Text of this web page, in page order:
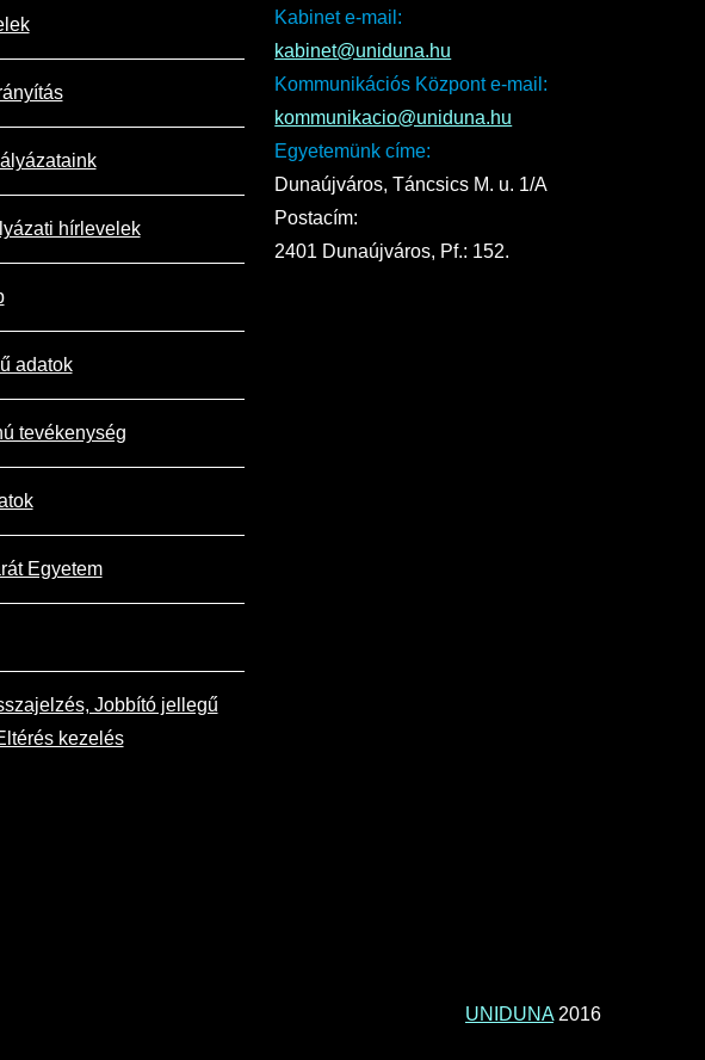
hírlevelek
adatok
tevékenység
Egyetem
Jobbító jellegű
kezelés
Kabinet e-mail:
kabinet@uniduna.hu
Kommunikációs Központ e-mail:
kommunikacio@uniduna.hu
Egyetemünk címe:
Dunaújváros, Táncsics M. u. 1/A
Postacím:
2401 Dunaújváros, Pf.: 152.
UNIDUNA2016